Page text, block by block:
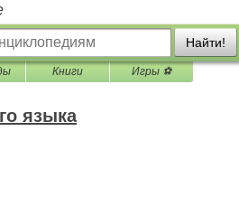
Найти!
Книги Игры ⚽
языка